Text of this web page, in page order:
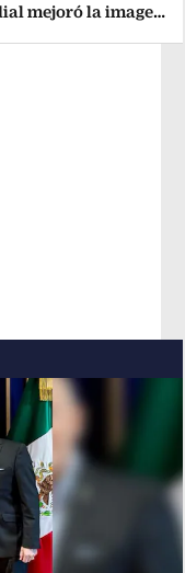
mejoró la imagen